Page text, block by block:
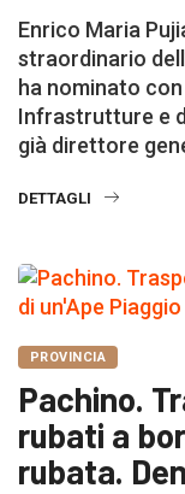
Enrico Maria
straordinario
ha nominato
Infrastrutture e
già direttore
DETTAGLI
PROVINCIA
Pachino.
rubati a
rubata.